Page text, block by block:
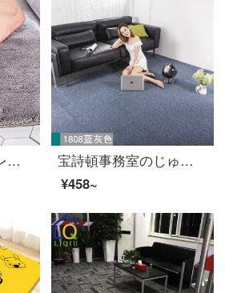
すでに庚地にトイレの浴室の入り口に吸水マットを敷いています。家庭用浴室の吸水マットです。
宝詩頓事務室のじゅうたんはいっぱいに敷き詰められています。pvc正方形の寝室の部屋の寮の商用工事用事務棟のじゅうたん1808青い灰色の50*50 cmPVC【1平方4枚】は4枚のシートを送ります。
¥458~